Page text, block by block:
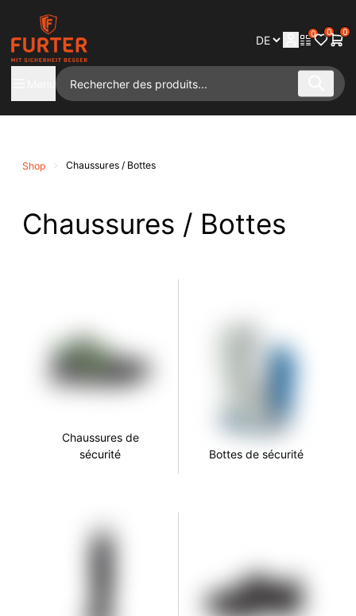
0 0 0
Shop Chaussures / Bottes
Chaussures / Bottes
Chaussures de
sécurité
Bottes de sécurité